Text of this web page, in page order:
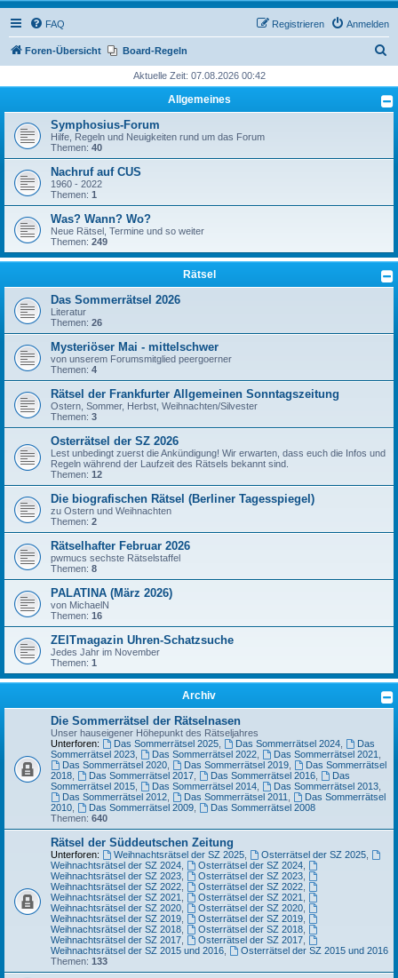
FAQ Anmelden
Registrieren
Foren-Übersicht Board-Regeln
h
Aktuelle Zeit: 07.08.2026 00:42
Allgemeines
Symphosius-Forum
Hilfe, Regeln und Neuigkeiten rund um das Forum
Themen: 40
Nachruf auf CUS
1960 - 2022
Themen: 1
Was? Wann? Wo?
Neue Rätsel, Termine und so weiter
Themen: 249
Rätsel
Das Sommerrätsel 2026
Literatur
Themen: 26
Mysteriöser Mai - mittelschwer
von unserem Forumsmitglied peergoerner
Themen: 4
Rätsel der Frankfurter Allgemeinen Sonntagszeitung
Ostern, Sommer, Herbst, Weihnachten/Silvester
Themen: 3
Osterrätsel der SZ 2026
Lest unbedingt zuerst die Ankündigung! Wir erwarten, dass euch die Infos und
Regeln während der Laufzeit des Rätsels bekannt sind.
Themen: 12
Die biografischen Rätsel (Berliner Tagesspiegel)
zu Ostern und Weihnachten
Themen: 2
Rätselhafter Februar 2026
pwmucs sechste Rätselstaffel
Themen: 8
PALATINA (März 2026)
von MichaelN
Themen: 16
ZEITmagazin Uhren-Schatzsuche
Jedes Jahr im November
Themen: 1
Archiv
Die Sommerrätsel der Rätselnasen
Unser hauseigener Höhepunkt des Rätseljahres
Unterforen:
Das Sommerrätsel 2025, Das Sommerrätsel 2024,
Das
Sommerrätsel 2023
Das Sommerrätsel 2022, Das Sommerrätsel 2021
Das Sommerrätsel 2020, Das Sommerrätsel 2019,
Das Sommerrätsel
2018
Das Sommerrätsel 2017, Das Sommerrätsel 2016,
Das
Sommerrätsel 2015
Das Sommerrätsel 2014, Das Sommerrätsel 2013,
Das Sommerrätsel 2012, Das Sommerrätsel 2011
Das Sommerrätsel
2010
Das Sommerrätsel 2009,
Das Sommerrätsel 2008
Themen: 640
Rätsel der Süddeutschen Zeitung
Unterforen: Weihnachtsrätsel der SZ 2025, Osterrätsel der SZ 2025,
Weihnachtsrätsel der SZ 2024
Osterrätsel der SZ 2024,
Weihnachtsrätsel der SZ 2023
Osterrätsel der SZ 2023,
Weihnachtsrätsel der SZ 2022
Osterrätsel der SZ 2022,
Weihnachtsrätsel der SZ 2021
Osterrätsel der SZ 2021
Weihnachtsrätsel der SZ 2020
Osterrätsel der SZ 2020,
Weihnachtsrätsel der SZ 2019
Osterrätsel der SZ 2019,
Weihnachtsrätsel der SZ 2018
Osterrätsel der SZ 2018,
Weihnachtsrätsel der SZ 2017
Osterrätsel der SZ 2017,
Weihnachtsrätsel der SZ 2015 und 2016
Osterrätsel der SZ 2015 und 2016
Themen: 133